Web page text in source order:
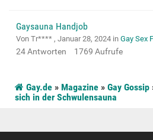
Gaysauna Handjob
Von Tr**** , Januar 28, 2024 in Gay Sex
24Antworten 1769 Aufrufe
Gay.de » Magazine » Gay Gossip
sich in der Schwulensauna